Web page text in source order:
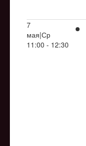
7
мая|Ср
11:00 - 12:30